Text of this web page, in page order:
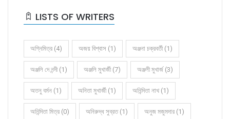
LISTS OF WRITERS
অগ্নিমিত্র (4) অজয় বিশ্বাস (1) অঞ্জনা চক্রবর্তী (1)
অঞ্জলি দে নন্দী (1) অঞ্জলি মুখার্জী (7) অঞ্জলী মুখার্জ (3)
অতনু বর্মন (1) অনিতা মুখার্জী (1) অনিন্দিতা নাথ (1)
অনিন্দিতা মিত্র (0) অনিরুদ্ধ সুব্রত (1) অনুজ মজুমদার (1)